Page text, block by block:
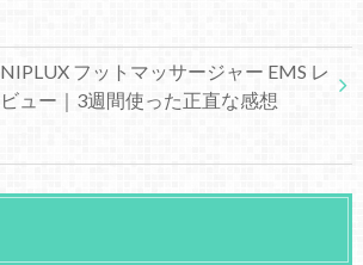
NIPLUX フットマッサージャー EMS レ
ビュー｜3週間使った正直な感想